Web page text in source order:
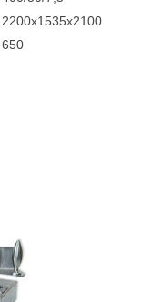
2200x1535x2100
650